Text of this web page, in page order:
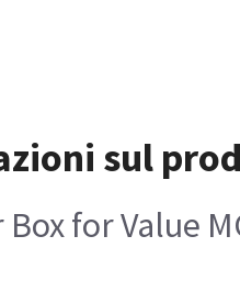
sul
for Value